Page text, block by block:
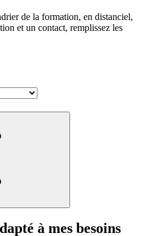
de la formation, en distanciel,
et un contact, remplissez les
à mes besoins